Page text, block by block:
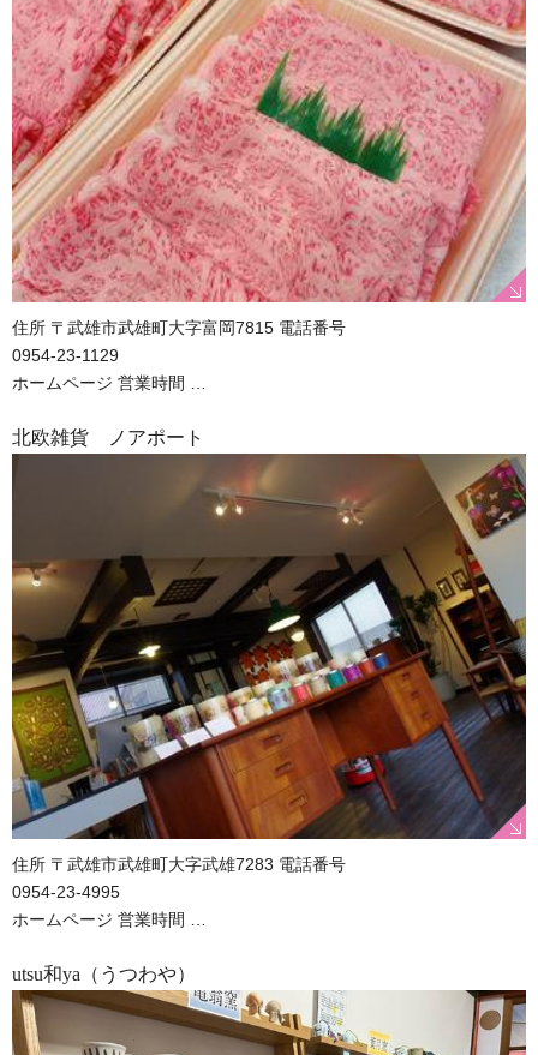
住所 〒武雄市武雄町大字富岡7815 電話番号
0954-23-1129
ホームページ 営業時間 …
北欧雑貨 ノアポート
住所 〒武雄市武雄町大字武雄7283 電話番号
0954-23-4995
ホームページ 営業時間 …
utsu和ya（うつわや）